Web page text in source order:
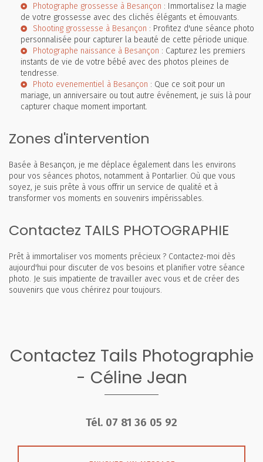
Photographe grossesse à Besançon : Immortalisez la magie
de votre grossesse avec des clichés élégants et émouvants.
Shooting grossesse à Besançon : Profitez d'une séance photo
personnalisée pour capturer la beauté de cette période unique.
Photographe naissance à Besançon : Capturez les premiers
instants de vie de votre bébé avec des photos pleines de
tendresse.
Photo evenementiel à Besançon : Que ce soit pour un
mariage, un anniversaire ou tout autre événement, je suis là pour
capturer chaque moment important.
Zones d'intervention
Basée à Besançon, je me déplace également dans les environs
pour vos séances photos, notamment à Pontarlier. Où que vous
soyez, je suis prête à vous offrir un service de qualité et à
transformer vos moments en souvenirs impérissables.
Contactez TAILS PHOTOGRAPHIE
Prêt à immortaliser vos moments précieux ? Contactez-moi dès
aujourd'hui pour discuter de vos besoins et planifier votre séance
photo. Je suis impatiente de travailler avec vous et de créer des
souvenirs que vous chérirez pour toujours.
Contactez Tails Photographie
- Céline Jean
Tél. 07 81 36 05 92